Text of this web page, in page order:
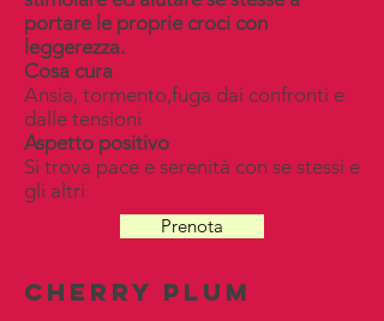
portare le proprie croci con
leggerezza.
Cosa cura
Ansia, tormento,fuga dai confronti e
dalle tensioni
Aspetto positivo
Si trova pace e serenità con se stessi e
gli altri
Prenota
cherry plum